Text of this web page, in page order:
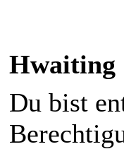
Hwaiting
Du bist